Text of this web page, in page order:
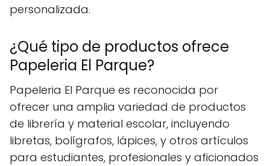
personalizada.
¿Qué tipo de productos ofrece
Papeleria El Parque?
Papeleria El Parque es reconocida por
ofrecer una amplia variedad de productos
de librería y material escolar, incluyendo
libretas, bolígrafos, lápices, y otros artículos
para estudiantes, profesionales y aficionados